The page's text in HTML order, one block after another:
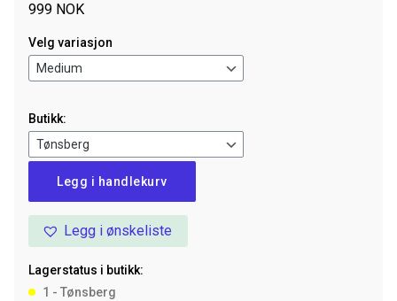
999 NOK
Velg variasjon
Butikk:
vind/regndekken
antall
Legg i handlekurv
Legg i ønskeliste
Lagerstatus i butikk:
1 - Tønsberg